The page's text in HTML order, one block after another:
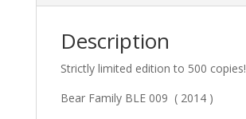
Description
Strictly limited edition to 500 copies!
Bear Family BLE 009 ( 2014 )